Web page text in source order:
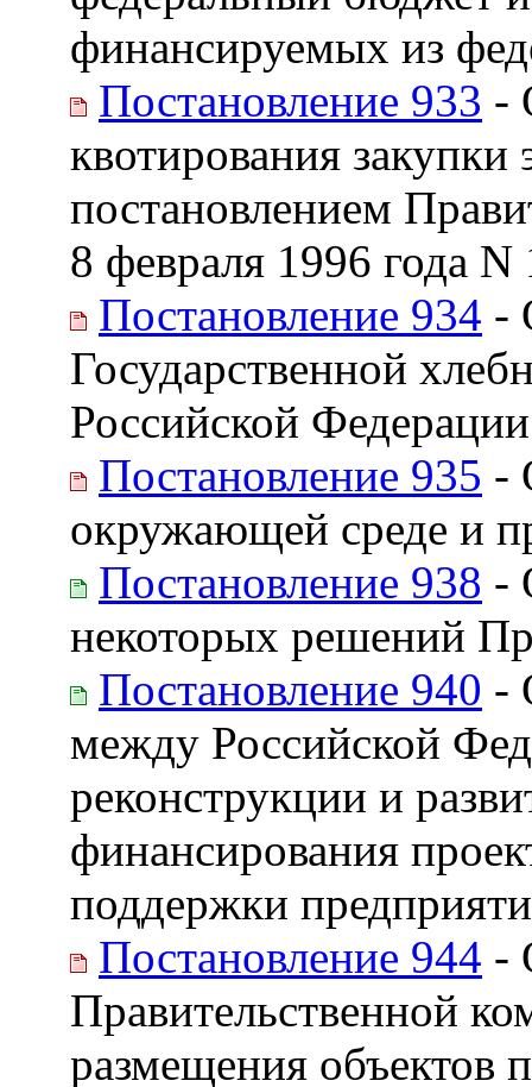
финансируемых из
Постановление 933 -
квотирования
постановлением
8 февраля 1996 года N
Постановление 934 -
Государственной
Российской Федерации
Постановление 935 -
окружающей среде и
Постановление 938 -
некоторых решений
Постановление 940 -
между Российской
реконструкции и
финансирования
поддержки
Постановление 944 -
Правительственной
размещения объектов